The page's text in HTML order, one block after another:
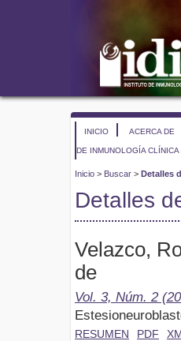
INICIO ACERCA DE
DE INMUNOLOGÍA CLÍNICA
Inicio > Buscar > Detalles
Detalles
Velazco,
de
Vol. 3, Núm. 2
RESUMEN PDF